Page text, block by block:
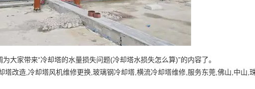
大家带来“冷却塔的水量损失问题(冷却塔水损失怎么算)”的内容了。
塔改造,冷却塔风机维修更换,玻璃钢冷却塔,横流冷却塔维修,服务东莞,佛山,中山,